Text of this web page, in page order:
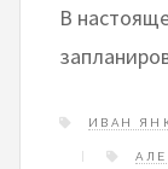
В
ИВАН